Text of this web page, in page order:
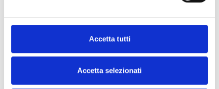
Accetta tutti
Accetta selezionati
alle normative del settore vitivinicolo italiano.
Scopri gli altri prodotti